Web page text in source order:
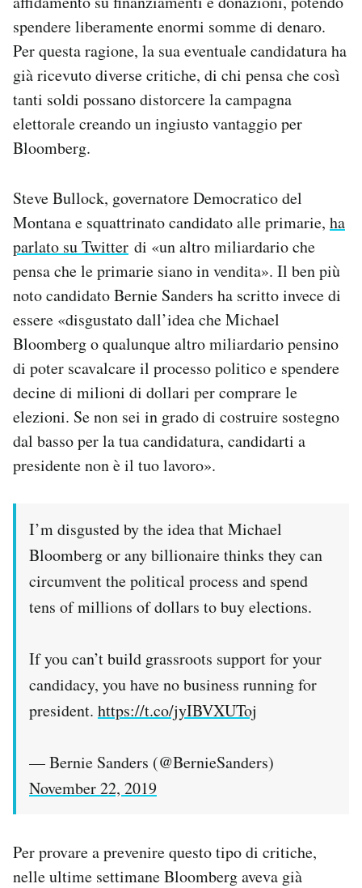
spendere liberamente enormi somme di denaro.
Per questa ragione, la sua eventuale candidatura ha
già ricevuto diverse critiche, di chi pensa che così
tanti soldi possano distorcere la campagna
elettorale creando un ingiusto vantaggio per
Bloomberg.
Steve Bullock, governatore Democratico del
Montana e squattrinato candidato alle primarie, ha
parlato su Twitter di «un altro miliardario che
pensa che le primarie siano in vendita». Il ben più
noto candidato Bernie Sanders ha scritto invece di
essere «disgustato dall’idea che Michael
Bloomberg o qualunque altro miliardario pensino
di poter scavalcare il processo politico e spendere
decine di milioni di dollari per comprare le
elezioni. Se non sei in grado di costruire sostegno
dal basso per la tua candidatura, candidarti a
presidente non è il tuo lavoro».
I’m disgusted by the idea that Michael
Bloomberg or any billionaire thinks they can
circumvent the political process and spend
tens of millions of dollars to buy elections.
If you can’t build grassroots support for your
candidacy, you have no business running for
president. https://t.co/jyIBVXUToj
— Bernie Sanders (@BernieSanders)
November 22, 2019
Per provare a prevenire questo tipo di critiche,
nelle ultime settimane Bloomberg aveva già